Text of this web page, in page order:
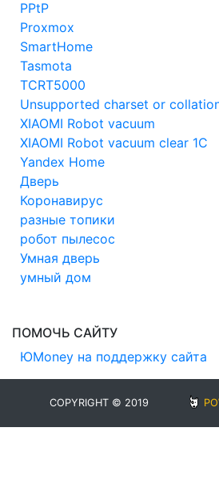
PPtP
Proxmox
SmartHome
Tasmota
TCRT5000
Unsupported charset or
XIAOMI Robot vacuum
XIAOMI Robot vacuum clear 1C
Yandex Home
Дверь
Коронавирус
разные топики
робот пылесос
Умная дверь
умный дом
ПОМОЧЬ САЙТУ
ЮMoney на поддержку сайта
COPYRIGHT © 2019